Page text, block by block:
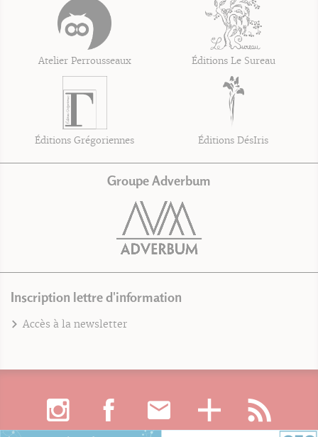
Atelier Perrousseaux Éditions Le Sureau
Éditions Grégoriennes Éditions DésIris
Groupe Adverbum
Inscription lettre d'information
Accès à la newsletter